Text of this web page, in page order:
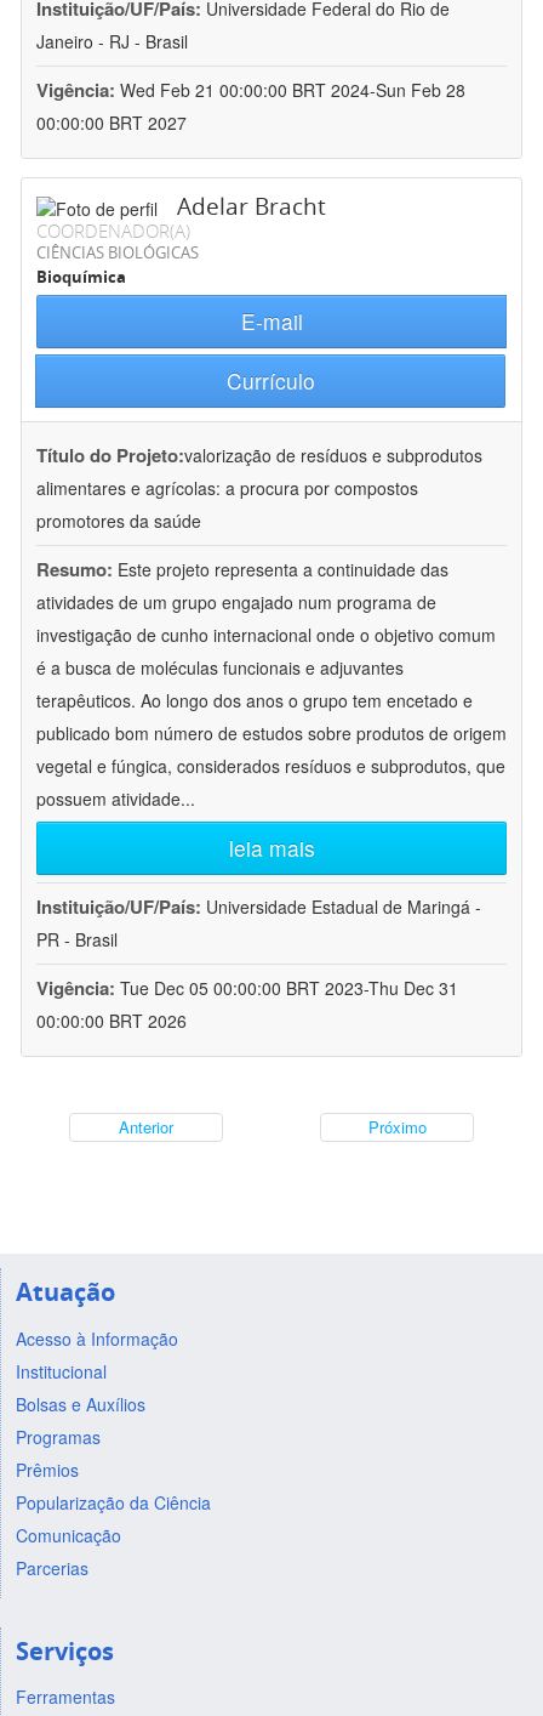
Instituição/UF/País: Universidade Federal do Rio de
Janeiro - RJ - Brasil
Vigência: Wed Feb 21 00:00:00 BRT 2024-Sun Feb 28
00:00:00 BRT 2027
Adelar Bracht
COORDENADOR(A)
CIÊNCIAS BIOLÓGICAS
Bioquímica
E-mail
Currículo
Título do Projeto:valorização de resíduos e subprodutos
alimentares e agrícolas: a procura por compostos
promotores da saúde
Resumo: Este projeto representa a continuidade das
atividades de um grupo engajado num programa de
investigação de cunho internacional onde o objetivo comum
é a busca de moléculas funcionais e adjuvantes
terapêuticos. Ao longo dos anos o grupo tem encetado e
publicado bom número de estudos sobre produtos de origem
vegetal e fúngica, considerados resíduos e subprodutos, que
possuem atividade...
leia mais
Instituição/UF/País: Universidade Estadual de Maringá -
PR - Brasil
Vigência: Tue Dec 05 00:00:00 BRT 2023-Thu Dec 31
00:00:00 BRT 2026
Anterior Próximo
Atuação
Acesso à Informação
Institucional
Bolsas e Auxílios
Programas
Prêmios
Popularização da Ciência
Comunicação
Parcerias
Serviços
Ferramentas